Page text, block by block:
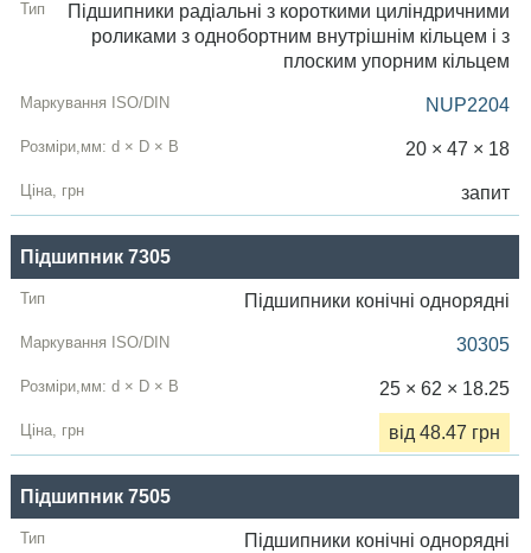
Підшипники радіальні з короткими циліндричними
роликами з однобортним внутрішнім кільцем і з
плоским упорним кільцем
NUP2204
20 × 47 × 18
запит
Підшипник 7305
Підшипники конічні однорядні
30305
25 × 62 × 18.25
від 48.47 грн
Підшипник 7505
Підшипники конічні однорядні